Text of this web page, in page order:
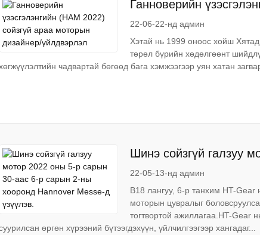
Ганноверийн
үйлдвэрлэл
22-06-22-нд админ
Хэтай нь 1999 оноос хойш
төрөл бүрийн хөдөлгөөнт
чадвартай бөгөөд бага хэмжээгээр уян хатан
Шинэ сойзгүй галзуу
хооронд Hannover
22-05-13-нд админ
В18 лангуу, 6-р танхим HT-Gear
моторын цувралыг
тогтвортой ажиллагаа.HT-Gear
өргөн хүрээний бүтээгдэхүүн, үйлчилгээгээр хангадаг...